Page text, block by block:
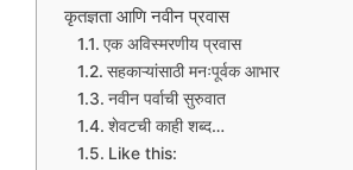
कृतज्ञता आणि नवीन प्रवास
एक अविस्मरणीय प्रवास
सहकाऱ्यांसाठी मनःपूर्वक आभार
नवीन पर्वाची सुरुवात
शेवटची काही शब्द…
Like this: